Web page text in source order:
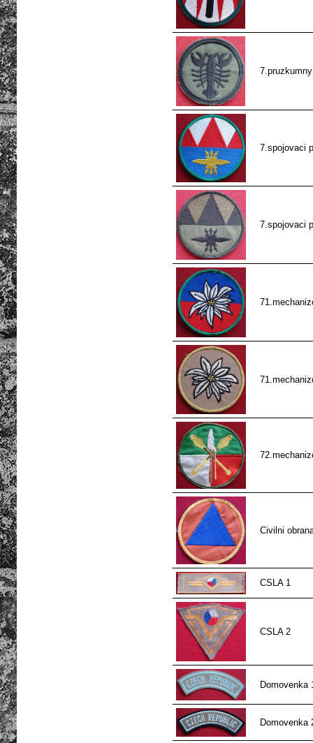
7.spojovaci
7.spojovaci
Civilni
CSLA 1
CSLA 2
Domovenka
Domovenka